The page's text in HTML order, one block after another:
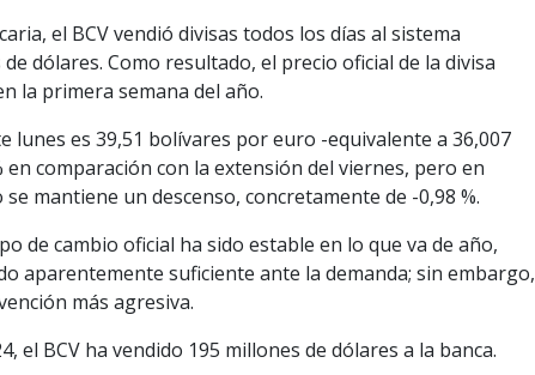
el BCV vendió divisas todos los días al sistema
dólares. Como resultado, el precio oficial de la divisa
la primera semana del año.
lunes es 39,51 bolívares por euro -equivalente a 36,007
comparación con la extensión del viernes, pero en
mantiene un descenso, concretamente de -0,98 %.
de cambio oficial ha sido estable en lo que va de año,
aparentemente suficiente ante la demanda; sin embargo,
más agresiva.
el BCV ha vendido 195 millones de dólares a la banca.